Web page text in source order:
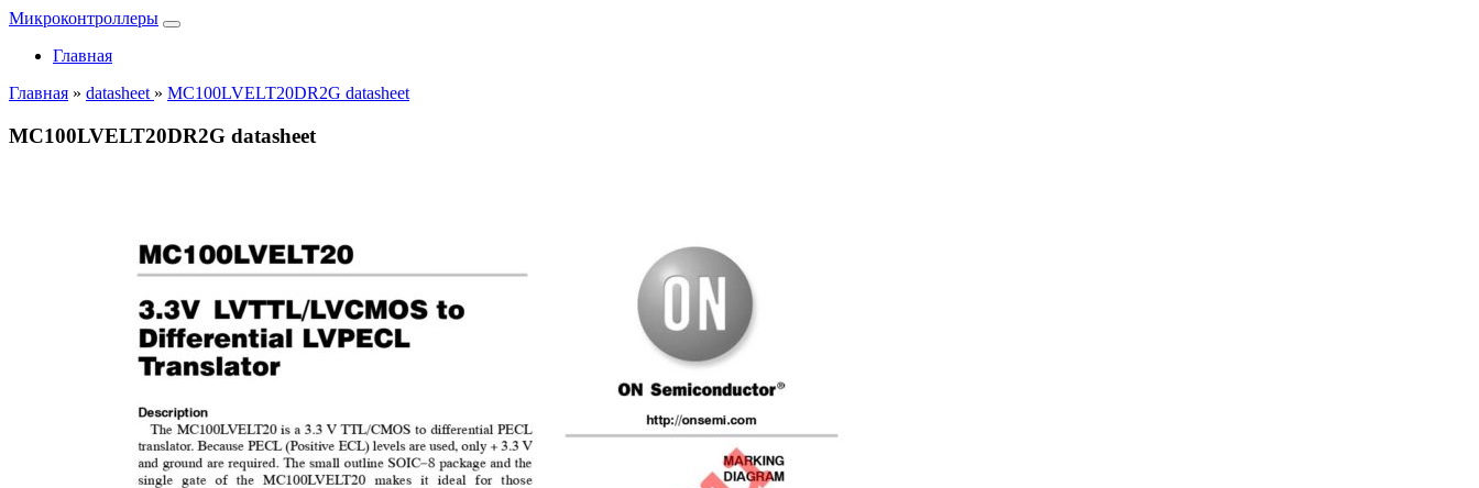
Микроконтроллеры
Главная
Главная » datasheet » MC100LVELT20DR2G datasheet
MC100LVELT20DR2G datasheet